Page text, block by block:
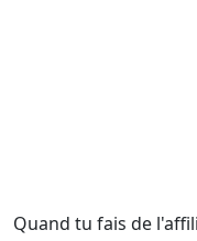
Quand tu fais de